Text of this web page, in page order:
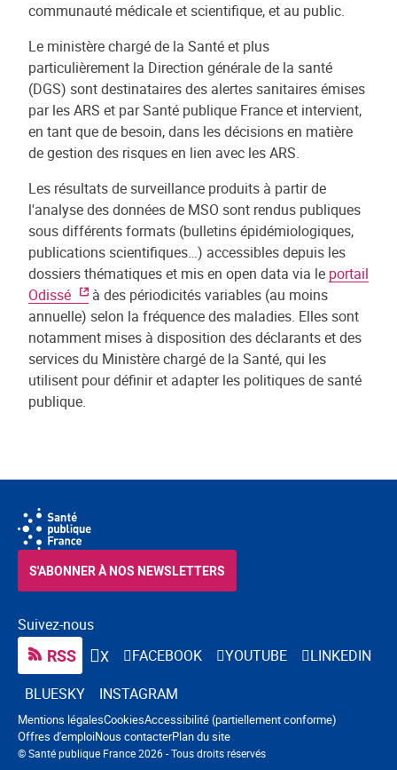
communauté médicale et scientifique, et au public.
Le ministère chargé de la Santé et plus
particulièrement la Direction générale de la santé
(DGS) sont destinataires des alertes sanitaires émises
par les ARS et par Santé publique France et intervient,
en tant que de besoin, dans les décisions en matière
de gestion des risques en lien avec les ARS.
Les résultats de surveillance produits à partir de
l'analyse des données de MSO sont rendus publiques
sous différents formats (bulletins épidémiologiques,
publications scientifiques…) accessibles depuis les
dossiers thématiques et mis en open data via le portail
Odissé
à des périodicités variables (au moins
annuelle) selon la fréquence des maladies. Elles sont
notamment mises à disposition des déclarants et des
services du Ministère chargé de la Santé, qui les
utilisent pour définir et adapter les politiques de santé
publique.
Suivez-nous
RSS X FACEBOOK YOUTUBE
LINKEDIN
BLUESKY
INSTAGRAM
S'ABONNER À NOS NEWSLETTERS
© Santé publique France 2026 - Tous droits réservés
Navigation pied de page
Mentions légalesCookiesAccessibilité (partiellement conforme)
Offres d'emploiNous contacterPlan du site